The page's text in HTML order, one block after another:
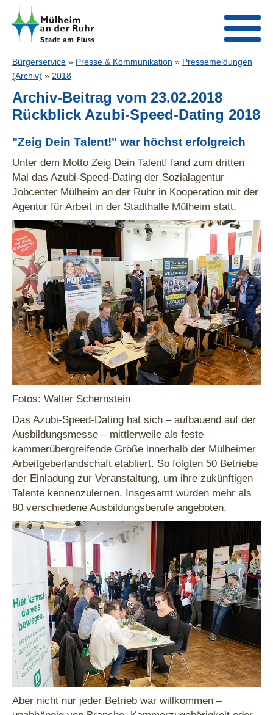
Bürgerservice » Presse & Kommunikation » Pressemeldungen
(Archiv) » 2018
Archiv-Beitrag vom 23.02.2018
Rückblick Azubi-Speed-Dating 2018
"Zeig Dein Talent!" war höchst erfolgreich
Unter dem Motto Zeig Dein Talent! fand zum dritten
Mal das Azubi-Speed-Dating der Sozialagentur
Jobcenter Mülheim an der Ruhr in Kooperation mit der
Agentur für Arbeit in der Stadthalle Mülheim statt.
Fotos: Walter Schernstein
Das Azubi-Speed-Dating hat sich – aufbauend auf der
Ausbildungsmesse – mittlerweile als feste
kammerübergreifende Größe innerhalb der Mülheimer
Arbeitgeberlandschaft etabliert. So folgten 50 Betriebe
der Einladung zur Veranstaltung, um ihre zukünftigen
Talente kennenzulernen. Insgesamt wurden mehr als
80 verschiedene Ausbildungsberufe angeboten.
Aber nicht nur jeder Betrieb war willkommen –